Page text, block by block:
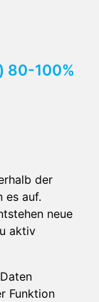
80-100%
der
es auf.
neue
aktiv
Funktion